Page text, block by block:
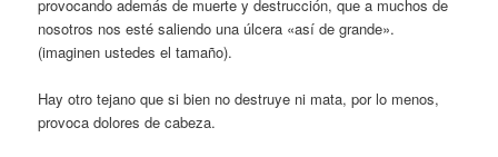
provocando además de muerte y destrucción, que a muchos de
nosotros nos esté saliendo una úlcera «así de grande».
(imaginen ustedes el tamaño).
Hay otro tejano que si bien no destruye ni mata, por lo menos,
provoca dolores de cabeza.